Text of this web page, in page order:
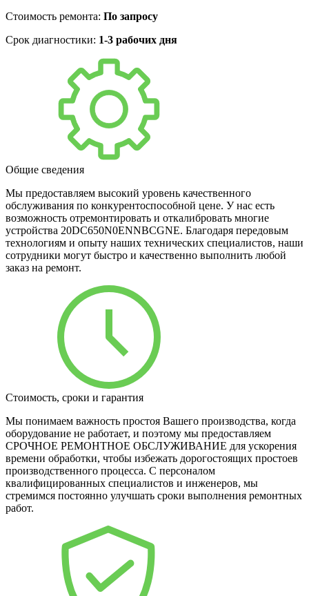
Стоимость ремонта: По запросу
Срок диагностики: 1-3 рабочих дня
Общие сведения
Мы предоставляем высокий уровень качественного
обслуживания по конкурентоспособной цене. У нас есть
возможность отремонтировать и откалибровать многие
устройства 20DC650N0ENNBCGNE. Благодаря передовым
технологиям и опыту наших технических специалистов, наши
сотрудники могут быстро и качественно выполнить любой
заказ на ремонт.
Стоимость, сроки и гарантия
Мы понимаем важность простоя Вашего производства, когда
оборудование не работает, и поэтому мы предоставляем
СРОЧНОЕ РЕМОНТНОЕ ОБСЛУЖИВАНИЕ для ускорения
времени обработки, чтобы избежать дорогостоящих простоев
производственного процесса. С персоналом
квалифицированных специалистов и инженеров, мы
стремимся постоянно улучшать сроки выполнения ремонтных
работ.